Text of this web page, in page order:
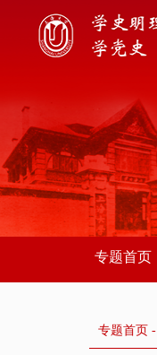
专题首页
专题首页 -